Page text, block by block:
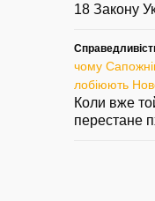
18 Закону
чому
лобіюють
Коли вже
перестане